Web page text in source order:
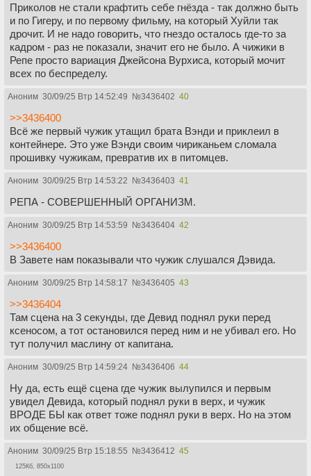
Приколов не стали крафтить себе гнёзда - так должно быть
и по Гигеру, и по первому фильму, на который Хуйли так
дрочит. И не надо говорить, что гнездо осталось где-то за
кадром - раз не показали, значит его не было. А чижики в
Репе просто вариация Джейсона Вурхиса, который мочит
всех по беспределу.
Аноним 30/09/25 Втр 14:52:49 №3436402 40
>>3436400
Всё же первый чужик утащил брата Вэнди и приклеил в
контейнере. Это уже Вэнди своим чириканьем сломала
прошивку чужикам, превратив их в питомцев.
Аноним 30/09/25 Втр 14:53:22 №3436403 41
РЕПА - СОВЕРШЕННЫЙ ОРГАНИЗМ.
Аноним 30/09/25 Втр 14:53:59 №3436404 42
>>3436400
В Завете нам показывали что чужик слушался Дэвида.
Аноним 30/09/25 Втр 14:58:17 №3436405 43
>>3436404
Там сцена на 3 секунды, где Девид поднял руки перед
ксеносом, а тот остановился перед ним и не убивал его. Но
тут получил маслину от капитана.
Аноним 30/09/25 Втр 14:59:24 №3436406 44
Ну да, есть ещё сцена где чужик вылупился и первым
увидел Девида, который поднял руки в верх, и чужик
ВРОДЕ БЫ как ответ тоже поднял руки в верх. Но на этом
их общение всё.
Аноним 30/09/25 Втр 15:18:55 №3436412 45
125Кб, 850x1100